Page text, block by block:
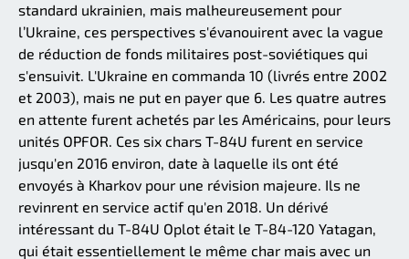
standard ukrainien, mais malheureusement pour
l’Ukraine, ces perspectives s'évanouirent avec la vague
de réduction de fonds militaires post-soviétiques qui
s'ensuivit. L'Ukraine en commanda 10 (livrés entre 2002
et 2003), mais ne put en payer que 6. Les quatre autres
en attente furent achetés par les Américains, pour leurs
unités OPFOR. Ces six chars T-84U furent en service
jusqu'en 2016 environ, date à laquelle ils ont été
envoyés à Kharkov pour une révision majeure. Ils ne
revinrent en service actif qu'en 2018. Un dérivé
intéressant du T-84U Oplot était le T-84-120 Yatagan,
qui était essentiellement le même char mais avec un